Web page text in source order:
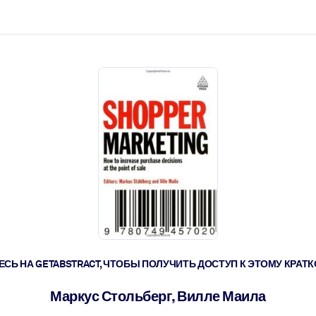
НА GETABSTRACT, ЧТОБЫ ПОЛУЧИТЬ ДОСТУП К ЭТОМУ
Маркус Стольберг, Вилле Маила